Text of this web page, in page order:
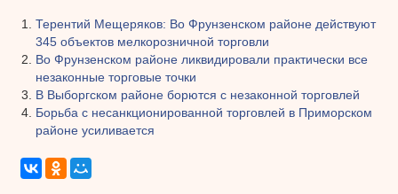
Терентий Мещеряков: Во Фрунзенском районе действуют
345 объектов мелкорозничной торговли
Во Фрунзенском районе ликвидировали практически все
незаконные торговые точки
В Выборгском районе борются с незаконной торговлей
Борьба с несанкционированной торговлей в Приморском
районе усиливается